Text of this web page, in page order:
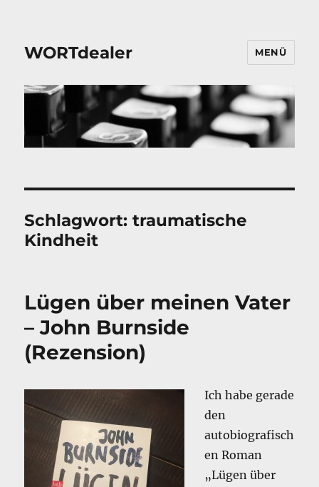
WORTdealer MENÜ
Schlagwort:traumatische
Kindheit
Lügen über meinen Vater
– John Burnside
(Rezension)
Ich habe gerade
den
autobiografisch
en Roman
„Lügen über